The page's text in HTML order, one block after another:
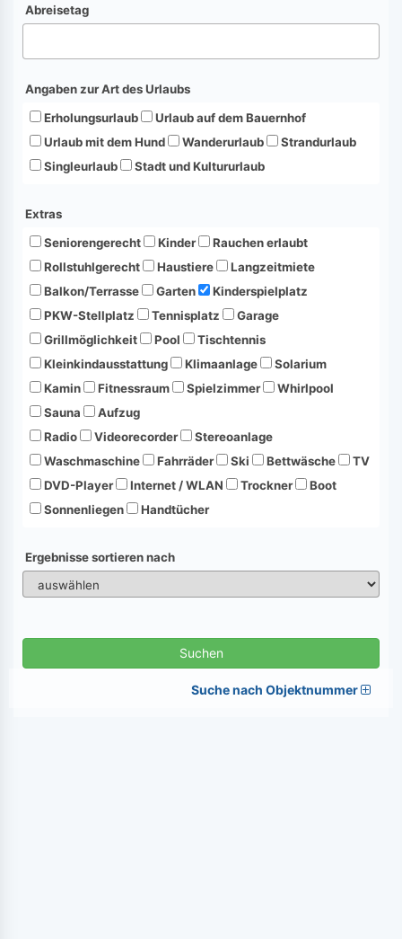
Abreisetag
Angaben zur Art des Urlaubs
Erholungsurlaub
Urlaub auf dem Bauernhof
Urlaub mit dem Hund
Wanderurlaub
Strandurlaub
Singleurlaub
Stadt und Kultururlaub
Extras
Seniorengerecht
Kinder
Rauchen erlaubt
Rollstuhlgerecht
Haustiere
Langzeitmiete
Balkon/Terrasse
Garten
Kinderspielplatz
PKW-Stellplatz
Tennisplatz
Garage
Grillmöglichkeit
Pool
Tischtennis
Kleinkindausstattung
Klimaanlage
Solarium
Kamin
Fitnessraum Spielzimmer
Whirlpool
Sauna
Aufzug
Radio
Videorecorder
Stereoanlage
Waschmaschine
Fahrräder Ski Bettwäsche
TV
DVD-Player
Internet / WLAN Trockner
Boot
Sonnenliegen
Handtücher
Ergebnisse sortieren nach
Suchen
Suche nach Objektnummer